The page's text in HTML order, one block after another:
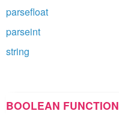
parsefloat
parseint
string
BOOLEAN FUNCTION